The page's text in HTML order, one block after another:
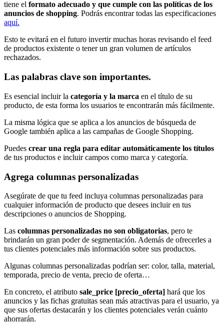
tiene el formato adecuado y que cumple con las políticas de los
anuncios de shopping. Podrás encontrar todas las especificaciones
aquí.
Esto te evitará en el futuro invertir muchas horas revisando el feed
de productos existente o tener un gran volumen de artículos
rechazados.
Las palabras clave son importantes.
Es esencial incluir la categoría y la marca en el título de su
producto, de esta forma los usuarios te encontrarán más fácilmente.
La misma lógica que se aplica a los anuncios de búsqueda de
Google también aplica a las campañas de Google Shopping.
Puedes crear una regla para editar automáticamente los títulos
de tus productos e incluir campos como marca y categoría.
Agrega columnas personalizadas
Asegúrate de que tu feed incluya columnas personalizadas para
cualquier información de producto que desees incluir en tus
descripciones o anuncios de Shopping.
Las columnas personalizadas no son obligatorias, pero te
brindarán un gran poder de segmentación. Además de ofrecerles a
tus clientes potenciales más información sobre sus productos.
Algunas columnas personalizadas podrían ser: color, talla, material,
temporada, precio de venta, precio de oferta…
En concreto, el atributo sale_price [precio_oferta] hará que los
anuncios y las fichas gratuitas sean más atractivas para el usuario, ya
que sus ofertas destacarán y los clientes potenciales verán cuánto
ahorrarán.